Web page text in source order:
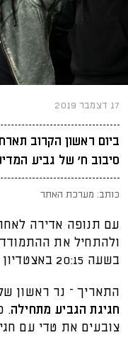
17 דצמבר 2019
ביום ראשון הקרוב
סיבוב ח׳ של גביע
כותב: מערכת האתר
עם תנופה אדירה
בשעה 20:15 באצטדיון טדי.
התאריך – נר ראשון
חגיגת הגביע מתחילה.
צובעים את טדי עם